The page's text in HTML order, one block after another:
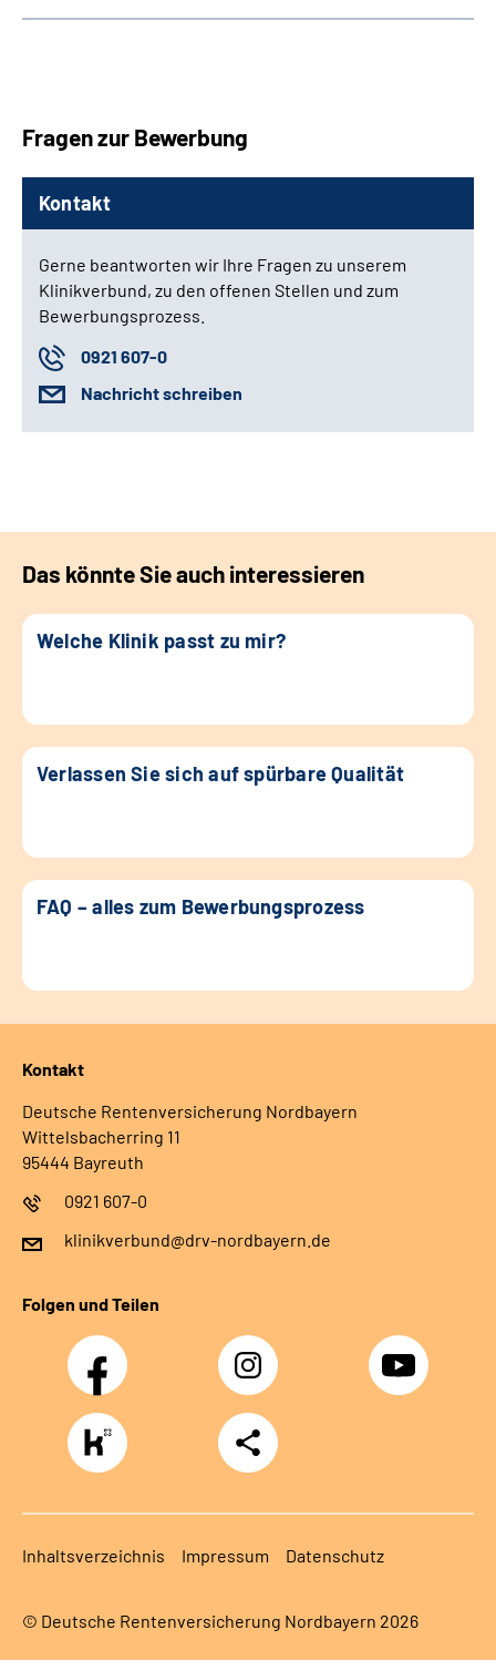
Fragen zur Bewerbung
Kontakt
Gerne beantworten wir Ihre Fragen zu unserem
Klinikverbund, zu den offenen Stellen und zum
Bewerbungsprozess.
0921 607-0
Nachricht schreiben
Das könnte Sie auch interessieren
Welche Klinik passt zu mir?
Verlassen Sie sich auf spürbare Qualität
FAQ – alles zum Bewerbungsprozess
Kontakt
Deutsche Rentenversicherung Nordbayern
Wittelsbacherring 11
95444 Bayreuth
0921 607-0
klinikverbund@drv-nordbayern.de
Folgen und Teilen
Facebook Instagram Youtube
https://www.kununu.com/de/deutsche-
rentenversicherung-
nordbayern6
Teilen
Inhaltsverzeichnis Impressum Datenschutz
© Deutsche Rentenversicherung Nordbayern 2026